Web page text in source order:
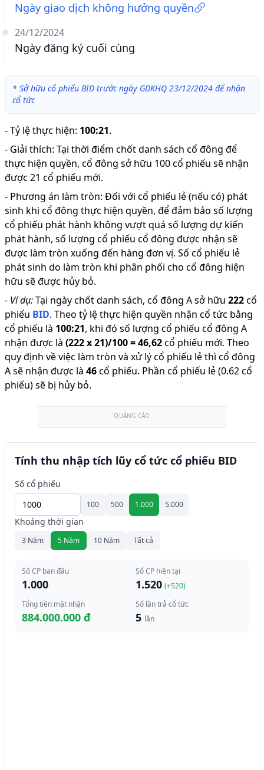
Ngày giao dịch không hưởng quyền
24/12/2024
Ngày đăng ký cuối cùng
* Sở hữu cổ phiếu BID trước ngày GDKHQ 23/12/2024 để nhận
cổ tức
-Tỷ lệ thực hiện: 100:21.
- Giải thích: Tại thời điểm chốt danh sách cổ đông để
thực hiện quyền, cổ đông sở hữu 100 cổ phiếu sẽ nhận
được 21 cổ phiếu mới.
- Phương án làm tròn: Đối với cổ phiếu lẻ (nếu có) phát
sinh khi cổ đông thực hiện quyền, để đảm bảo số lượng
cổ phiếu phát hành không vượt quá số lượng dự kiến
phát hành, số lượng cổ phiếu cổ đông được nhận sẽ
được làm tròn xuống đến hàng đơn vị. Số cổ phiếu lẻ
phát sinh do làm tròn khi phân phối cho cổ đông hiện
hữu sẽ được hủy bỏ.
- Ví dụ:Tại ngày chốt danh sách, cổ đông A sở hữu 222cổ
phiếu BID. Theo tỷ lệ thực hiện quyền nhận cổ tức bằng
cổ phiếu là 100:21, khi đó số lượng cổ phiếu cổ đông A
nhận được là (222x21)/100=46,62cổ phiếu mới. Theo
quy định về việc làm tròn và xử lý cổ phiếu lẻ thì cổ đông
A sẽ nhận được là 46cổ phiếu. Phần cổ phiếu lẻ (0.62 cổ
phiếu) sẽ bị hủy bỏ.
QUẢNG CÁO
Tính thu nhập tích lũy cổ tức cổ phiếu BID
Số cổ phiếu
100 500 1.000 5.000
Khoảng thời gian
3 Năm 5 Năm 10 Năm Tất cả
Số CP ban đầu
1.000
Số CP hiện tại
1.520 (+520)
Tổng tiền mặt nhận
884.000.000 đ
Số lần trả cổ tức
5 lần